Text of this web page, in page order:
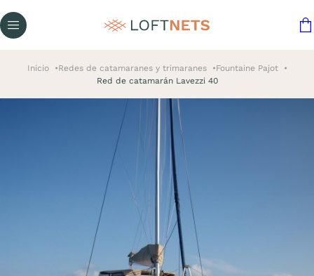
Inicio Redes de catamaranes y trimaranes
Fountaine Pajot
Red de catamarán Lavezzi 40